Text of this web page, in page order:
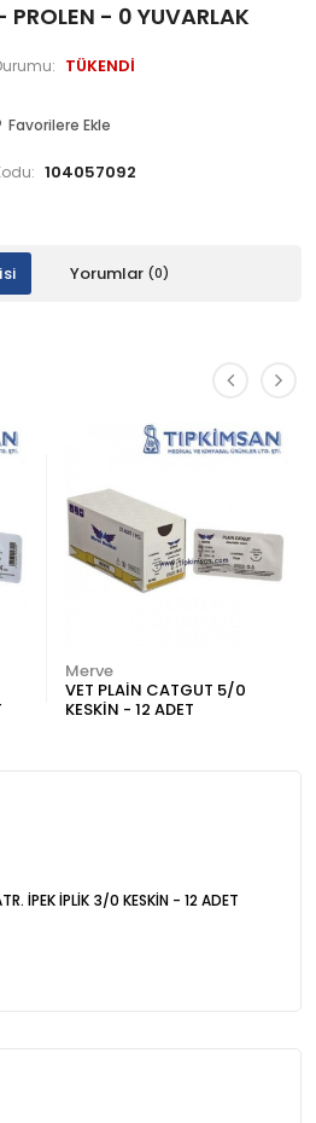
PROLEN - 0 YUVARLAK
TÜKENDİ
Favorilere Ekle
104057092
Yorumlar (0)
Merve
VET PLAİN CATGUT 5/0
KESKİN - 12 ADET
İPEK İPLİK 3/0 KESKİN - 12 ADET